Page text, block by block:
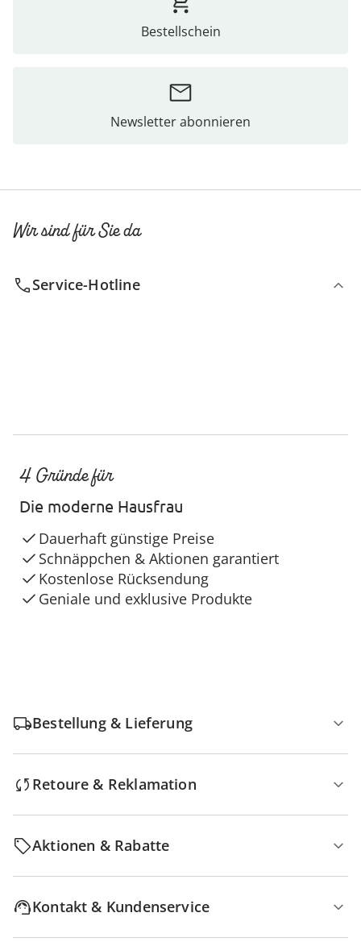
Bestellschein
Newsletter abonnieren
Wir sind für Sie da
Service-Hotline
4 Gründe für
Die moderne Hausfrau
Dauerhaft günstige Preise
Schnäppchen & Aktionen garantiert
Kostenlose Rücksendung
Geniale und exklusive Produkte
Bestellung & Lieferung
Retoure & Reklamation
Aktionen & Rabatte
Kontakt & Kundenservice